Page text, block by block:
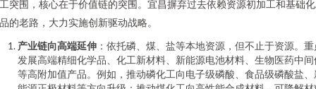
突围，核心在于价值链的突围。宜昌摒弃过去依赖资源初加工和基础
的老路，大力实施创新驱动战略。
产业链向高端延伸 ：依托磷、煤、盐等本地资源，但不止于资源。
发展高端精细化学品、化工新材料、新能源电池材料、生物医药中间
等高附加值产品。例如，推动磷化工向电子级磷酸、食品级磷酸盐、